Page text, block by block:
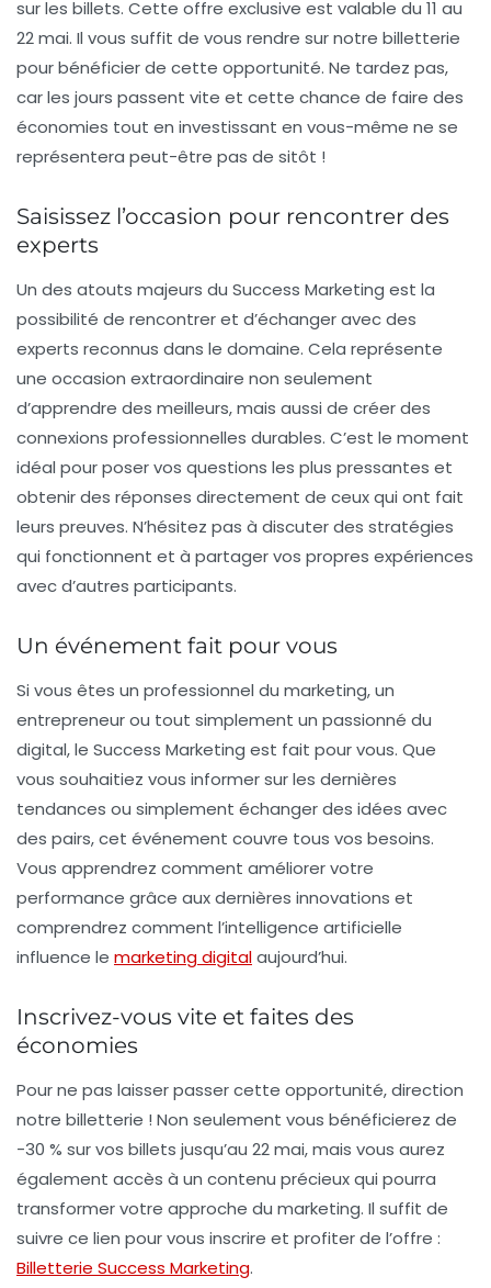
sur les billets. Cette offre exclusive est valable du 11 au
22 mai. Il vous suffit de vous rendre sur notre billetterie
pour bénéficier de cette opportunité. Ne tardez pas,
car les jours passent vite et cette chance de faire des
économies tout en investissant en vous-même ne se
représentera peut-être pas de sitôt !
Saisissez l’occasion pour rencontrer des
experts
Un des atouts majeurs du Success Marketing est la
possibilité de rencontrer et d’échanger avec des
experts reconnus dans le domaine. Cela représente
une occasion extraordinaire non seulement
d’apprendre des meilleurs, mais aussi de créer des
connexions professionnelles durables. C’est le moment
idéal pour poser vos questions les plus pressantes et
obtenir des réponses directement de ceux qui ont fait
leurs preuves. N’hésitez pas à discuter des stratégies
qui fonctionnent et à partager vos propres expériences
avec d’autres participants.
Un événement fait pour vous
Si vous êtes un professionnel du marketing, un
entrepreneur ou tout simplement un passionné du
digital, le Success Marketing est fait pour vous. Que
vous souhaitiez vous informer sur les dernières
tendances ou simplement échanger des idées avec
des pairs, cet événement couvre tous vos besoins.
Vous apprendrez comment améliorer votre
performance grâce aux dernières innovations et
comprendrez comment l’intelligence artificielle
influence le marketing digitalaujourd’hui.
Inscrivez-vous vite et faites des
économies
Pour ne pas laisser passer cette opportunité, direction
notre billetterie ! Non seulement vous bénéficierez de
-30 % sur vos billets jusqu’au 22 mai, mais vous aurez
également accès à un contenu précieux qui pourra
transformer votre approche du marketing. Il suffit de
suivre ce lien pour vous inscrire et profiter de l’offre :
Billetterie Success Marketing.